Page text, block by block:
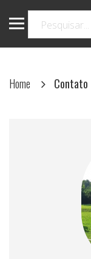
Home Contato